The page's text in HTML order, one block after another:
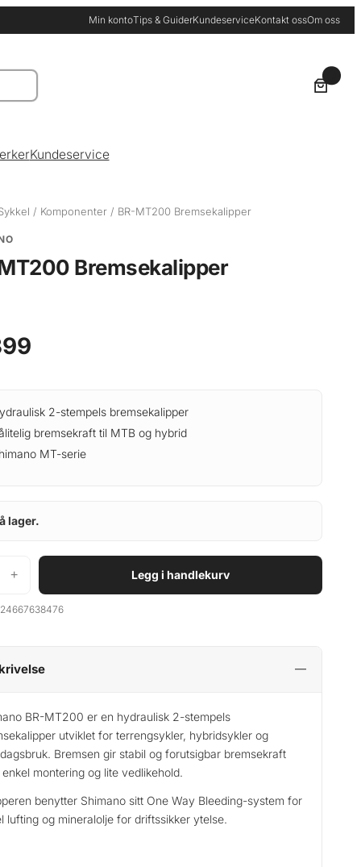
Min kontoTips & GuiderKundeserviceKontakt ossOm oss
Kundeservice
/ Komponenter / BR-MT200 Bremsekalipper
Bremsekalipper
2-stempels bremsekalipper
bremsekraft til MTB og hybrid
MT-serie
lager.
+ Legg i handlekurv
BR-MT200 er en hydraulisk 2-stempels
utviklet for terrengsykler, hybridsykler og
Bremsen gir stabil og forutsigbar bremsekraft
enkel montering og lite vedlikehold.
benytter Shimano sitt One Way Bleeding-system for
lufting og mineralolje for driftssikker ytelse.